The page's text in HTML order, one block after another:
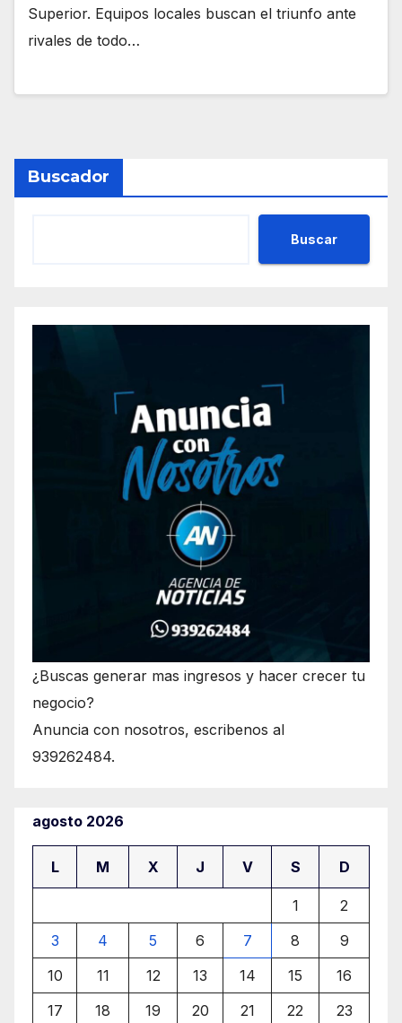
Superior. Equipos locales buscan el triunfo ante
rivales de todo…
Buscador
Buscar
¿Buscas generar mas ingresos y hacer crecer tu
negocio?
Anuncia con nosotros, escribenos al
939262484.
agosto 2026
L M X J V S D
1
2
3
4 5 6 7 8
9
10
11 12 13 14 15
16
17
18 19 20 21 22 23